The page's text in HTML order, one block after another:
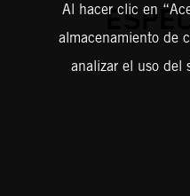
Al hacer clic en
almacenamiento de
analizar el uso del